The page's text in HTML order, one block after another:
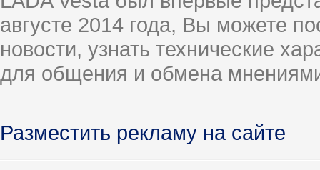
августе 2014 года, Вы можете
новости, узнать технические
для общения и обмена
Разместить рекламу на сайте